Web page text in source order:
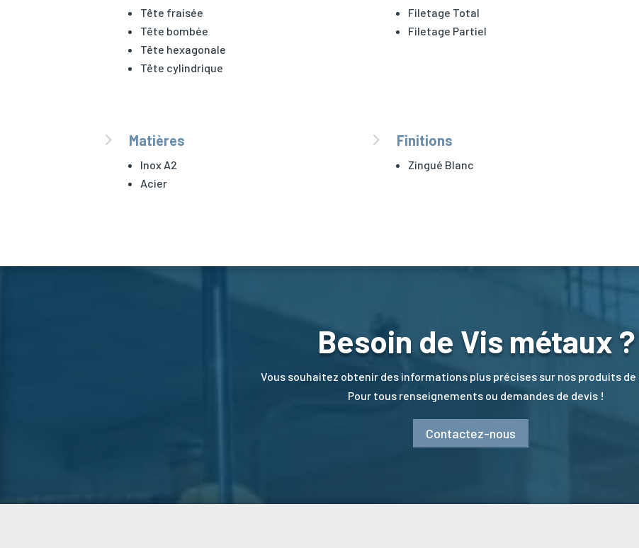
Tête fraisée
Tête bombée
Tête hexagonale
Tête cylindrique
Filetage Total
Filetage Partiel
5 Matières
Inox A2
Acier
5 Finitions
Zingué Blanc
Besoin de Vis métaux ?
Vous souhaitez obtenir des informations plus précises sur nos produits
Pour tous renseignements ou demandes de devis !
Contactez-nous